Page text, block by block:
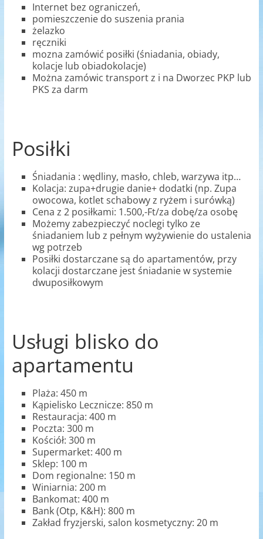
Internet bez ograniczeń,
pomieszczenie do suszenia prania
żelazko
ręczniki
mozna zamówić posiłki (śniadania, obiady,
kolacje lub obiadokolacje)
Można zamówic transport z i na Dworzec PKP lub
PKS za darm
Posiłki
Śniadania : wędliny, masło, chleb, warzywa itp…
Kolacja: zupa+drugie danie+ dodatki (np. Zupa
owocowa, kotlet schabowy z ryżem i surówką)
Cena z 2 posiłkami: 1.500,-Ft/za dobę/za osobę
Możemy zabezpieczyć noclegi tylko ze
śniadaniem lub z pełnym wyżywienie do ustalenia
wg potrzeb
Posiłki dostarczane są do apartamentów, przy
kolacji dostarczane jest śniadanie w systemie
dwuposiłkowym
Usługi blisko do
apartamentu
Plaża: 450 m
Kąpielisko Lecznicze: 850 m
Restauracja: 400 m
Poczta: 300 m
Kościół: 300 m
Supermarket: 400 m
Sklep: 100 m
Dom regionalne: 150 m
Winiarnia: 200 m
Bankomat: 400 m
Bank (Otp, K&H): 800 m
Zakład fryzjerski, salon kosmetyczny: 20 m